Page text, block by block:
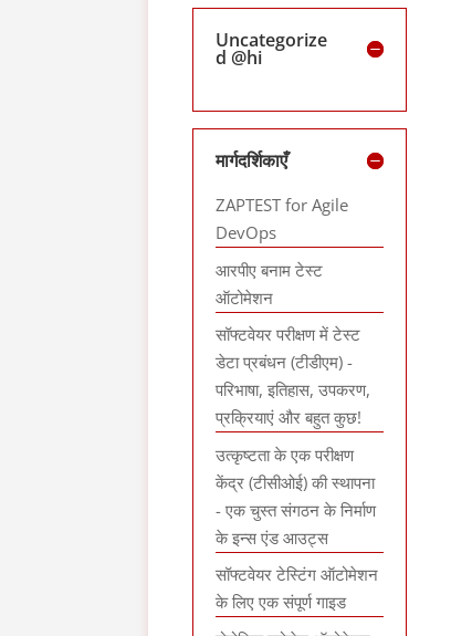
Uncategorize
d @hi
मार्गदर्शिकाएँ
ZAPTEST for Agile
DevOps
आरपीए बनाम टेस्ट
ऑटोमेशन
सॉफ्टवेयर परीक्षण में टेस्ट
डेटा प्रबंधन (टीडीएम) -
परिभाषा, इतिहास, उपकरण,
प्रक्रियाएं और बहुत कुछ!
उत्कृष्टता के एक परीक्षण
केंद्र (टीसीओई) की स्थापना
- एक चुस्त संगठन के निर्माण
के इन्स एंड आउट्स
सॉफ्टवेयर टेस्टिंग ऑटोमेशन
के लिए एक संपूर्ण गाइड